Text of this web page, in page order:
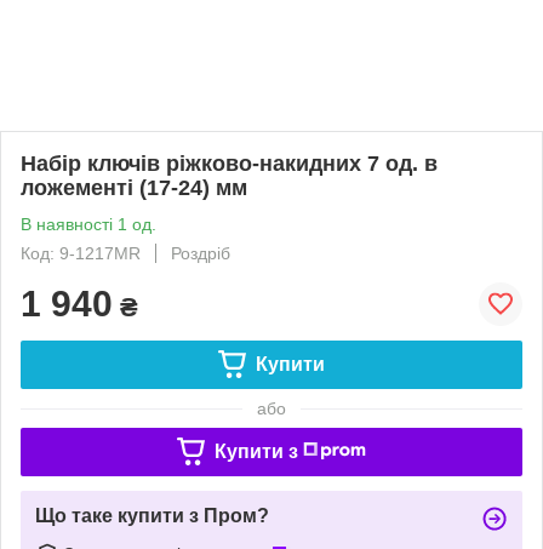
Набір ключів ріжково-накидних 7 од. в
ложементі (17-24) мм
В наявності 1 од.
Код: 9-1217MR
Роздріб
1 940 ₴
Купити
або
Купити з
Що таке купити з Пром?